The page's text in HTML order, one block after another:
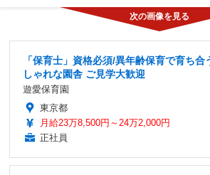
「保育士」資格必須/異年齢保育で育ち
しゃれな園舎 ご見学大歓迎
遊愛保育園
東京都
月給23万8,500円～24万2,000円
正社員